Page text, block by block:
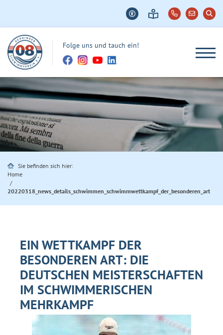
Folge uns und tauch ein!
Sie befinden sich hier:
Home
20220318_news_details_schwimmen_schwimmwettkampf_der_besonderen_art
EIN WETTKAMPF DER
BESONDEREN ART: DIE
DEUTSCHEN MEISTERSCHAFTEN
IM SCHWIMMERISCHEN
MEHRKAMPF